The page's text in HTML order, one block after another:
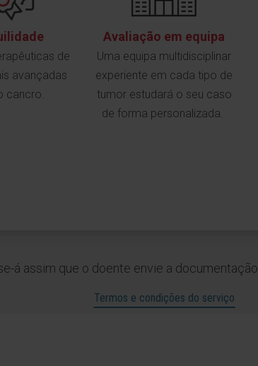
de
avançadas
cancro.
Avaliação em equipa
Uma equipa multidisciplinar
experiente em cada tipo de
tumor estudará o seu caso
de forma personalizada.
á assim que o doente envie a
Termos e condições do serviço